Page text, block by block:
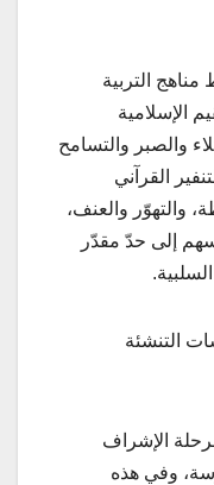
مناهج التربية
الإسلامية
والصبر والتسامح
القرآني
والتهوّر والعنف،
إلى حدّ مقدّر
التنشئة
الإشراف
وفي هذه